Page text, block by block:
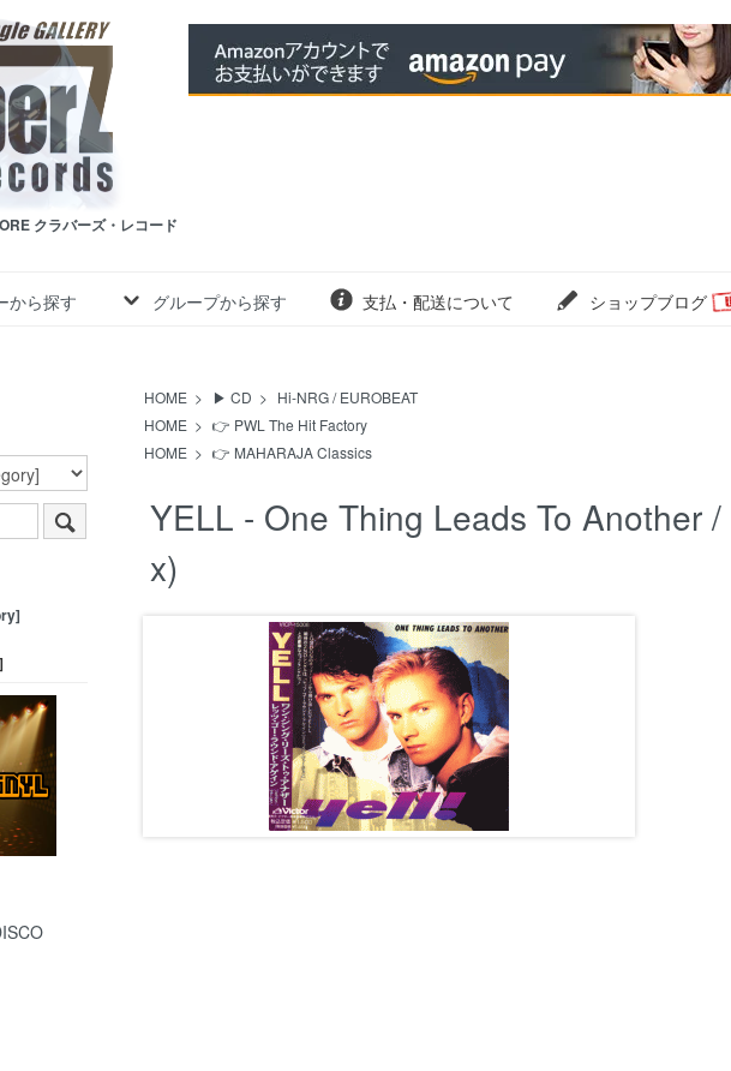
クラバーズ・レコード
から探す グループから探す 支払・配送について ショップブログ
HOME > ▶ CD > Hi-NRG / EUROBEAT
HOME > 👉 PWL The Hit Factory
HOME > 👉 MAHARAJA Classics
YELL - One Thing Leads To Another
x)